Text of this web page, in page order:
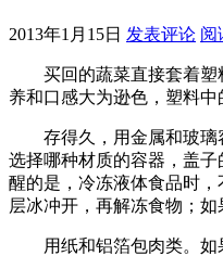
2013年1月15日 发表评论 阅
买回的蔬菜直接套着塑料
养和口感大为逊色，塑料
存得久，用金属和玻璃容
选择哪种材质的容器，盖
醒的是，冷冻液体食品时
层冰冲开，再解冻食物；
用纸和铝箔包肉类。如果